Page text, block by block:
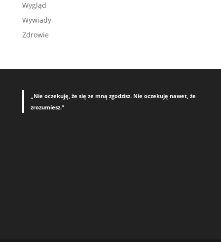
Wygląd
Wywiady
Zdrowie
„Nie oczekuję, że się ze mną zgodzisz. Nie oczekuję nawet, że
zrozumiesz.”